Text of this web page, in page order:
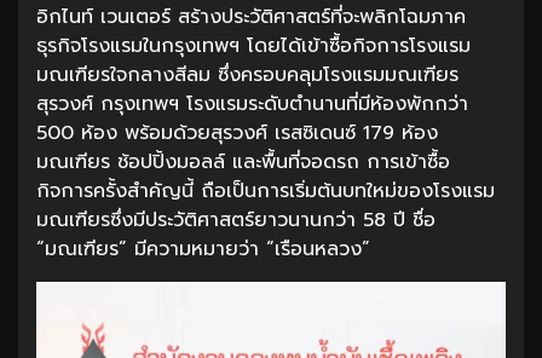
อิกไนท์ เวนเตอร์​ สร้างประวัติศาสตร์ที่จะพลิกโฉมภาค
ธุรกิจโรงแรมในกรุงเทพฯ โดยได้เข้าซื้อกิจการโรงแรม
มณเฑียรใจกลางสีลม ซึ่งครอบคลุมโรงแรมมณเฑียร
สุรวงศ์ กรุงเทพฯ โรงแรมระดับตำนานที่มีห้องพักกว่า
500 ห้อง พร้อมด้วยสุรวงศ์ เรสซิเดนซ์ 179 ห้อง
มณเฑียร ช้อปปิ้งมอลล์ และพื้นที่จอดรถ การเข้าซื้อ
กิจการครั้งสำคัญนี้ ถือเป็นการเริ่มต้นบทใหม่ของโรงแรม
มณเฑียรซึ่งมีประวัติศาสตร์ยาวนานกว่า 58 ปี ชื่อ
“มณเฑียร” มีความหมายว่า “เรือนหลวง”